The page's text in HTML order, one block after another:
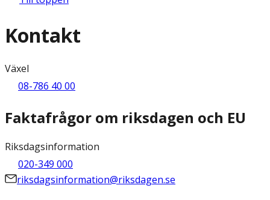
Kontakt
Växel
08-786 40 00
Faktafrågor om riksdagen och EU
Riksdagsinformation
020-349 000
riksdagsinformation@riksdagen.se